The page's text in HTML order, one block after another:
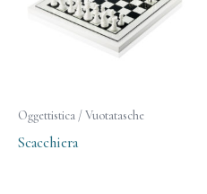
Oggettistica / Vuotatasche
Scacchiera